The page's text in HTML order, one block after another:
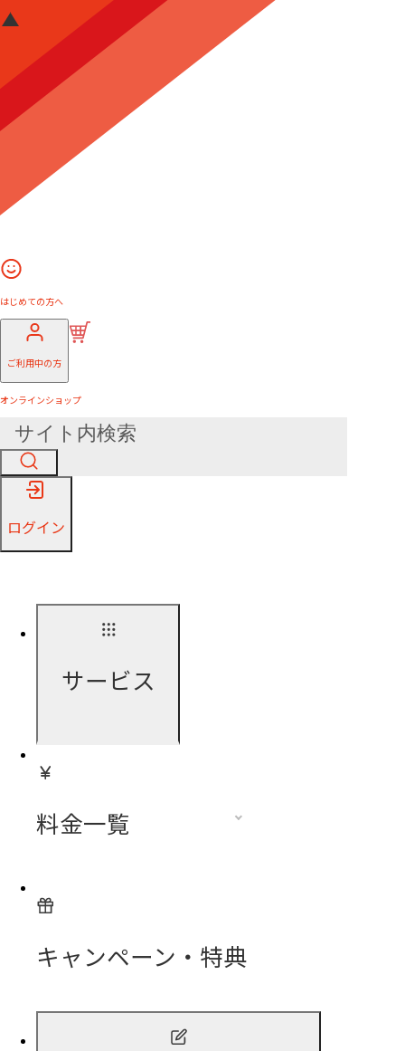
はじめての方へ
ご利用中の方
オンラインショップ
ログイン
サービス
料金一覧
キャンペーン・特典